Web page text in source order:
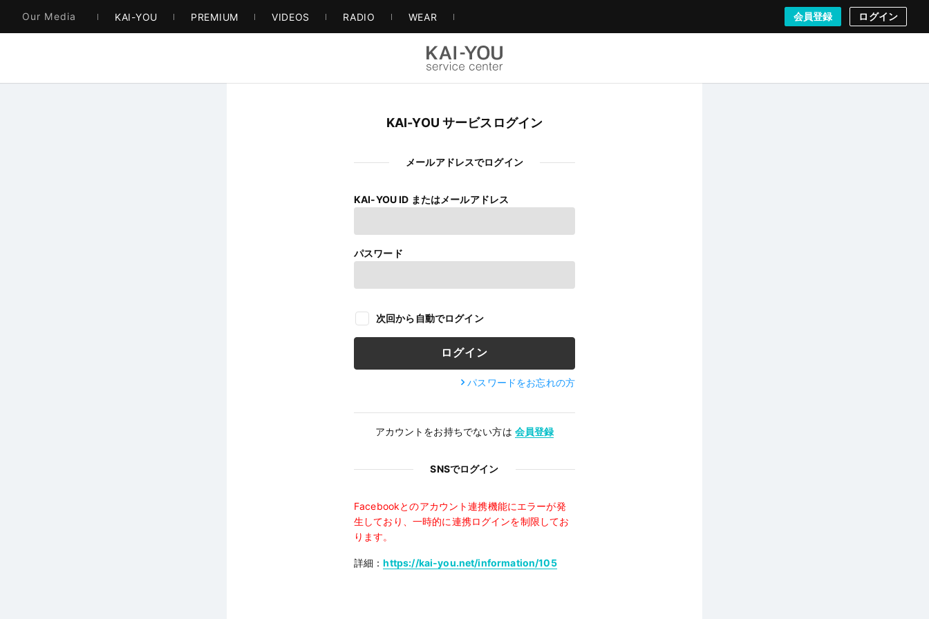
Our Media KAI-YOU PREMIUM VIDEOS RADIO WEAR 会員登録 ログイン
KAI-YOU サービスログイン
メールアドレスでログイン
KAI-YOU ID またはメールアドレス
パスワード
次回から自動でログイン
パスワードをお忘れの方
アカウントをお持ちでない方は 会員登録
SNSでログイン
Facebookとのアカウント連携機能にエラーが発
生しており、一時的に連携ログインを制限してお
ります。
詳細：https://kai-you.net/information/105